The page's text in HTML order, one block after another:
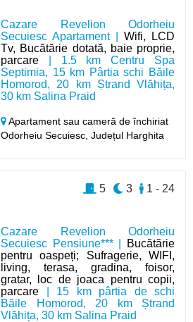
Cazare Revelion Odorheiu
Secuiesc Apartament |Wifi, LCD
Tv, Bucătărie dotată, baie proprie,
parcare | 1.5 km Centru Spa
Septimia, 15 km Pârtia schi Băile
Homorod, 20 km Ștrand Vlăhița,
30 km Salina Praid
Apartament sau cameră de închiriat
Odorheiu Secuiesc,Județul Harghita
Cazare Revelion Odorheiu
Secuiesc Pensiune*** |
Bucătărie
pentru oaspeți; Sufragerie, WIFI,
living, terasa, gradina, foisor,
gratar, loc de joaca pentru copii,
parcare | 15 km pârtia de schi
Băile Homorod, 20 km Ștrand
Vlăhița, 30 km Salina Praid
1 - 24
3
5